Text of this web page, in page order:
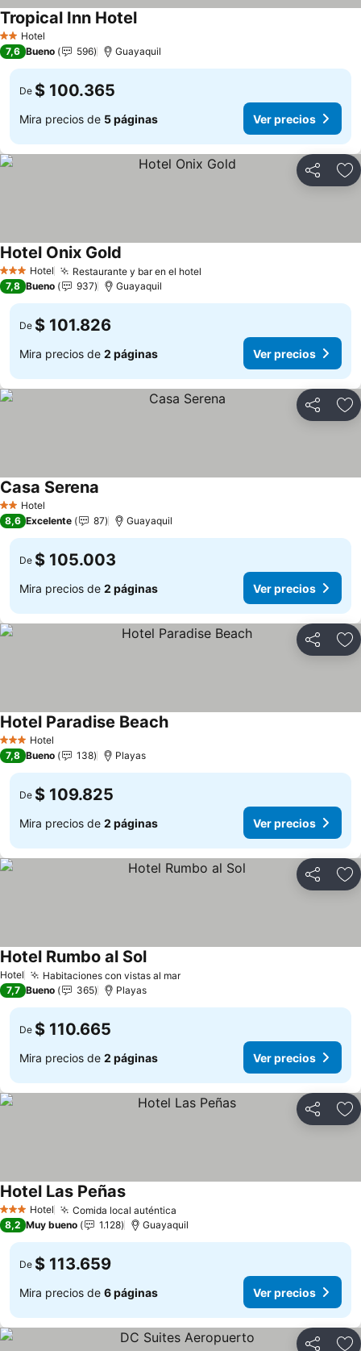
2 Estrellas
Hotel
Tropical Inn HotelVer precios
7,6 Bueno 596 Guayaquil
De $ 100.365
Mira precios de 5 páginas Ver precios
Compartir
3 Estrellas
Hotel Restaurante y bar en el hotel
Hotel Onix Gold
7,8 Bueno 937 Guayaquil
De $ 101.826
Mira precios de 2 páginas Ver precios
Compartir
2 Estrellas
Hotel
Casa Serena
8,6 Excelente 87 Guayaquil
De $ 105.003
Mira precios de 2 páginas Ver precios
Compartir
3 Estrellas
Hotel
Hotel Paradise BeachVer precios
7,8 Bueno 138 Playas
De $ 109.825
Mira precios de 2 páginas Ver precios
Compartir
Hotel Habitaciones con vistas al marVer precios
Hotel Rumbo al SolVer precios
7,7 Bueno 365 Playas
De $ 110.665
Mira precios de 2 páginas Ver precios
Compartir
3 Estrellas
Hotel Comida local auténtica
Hotel Las PeñasVer precios
8,2 Muy bueno 1.128 Guayaquil
De $ 113.659
Mira precios de 6 páginas Ver precios